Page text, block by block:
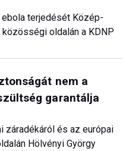
terjedését Közép-
oldalán a KDNP
nem a
garantálja
záradékáról és az európai
Hölvényi György